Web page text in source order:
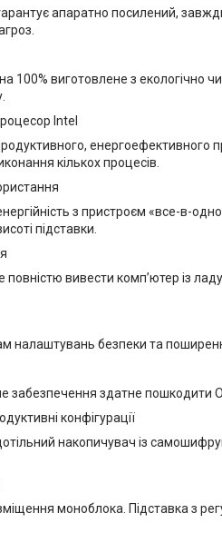
апаратно посилений,
100% виготовлене з екологічно
Intel
енергоефективного
кількох процесів.
з пристроєм «все-в-
підставки.
вивести комп’ютер із
налаштувань безпеки та
забезпечення здатне пошкодити
конфігурації
накопичувач із
моноблока. Підставка з